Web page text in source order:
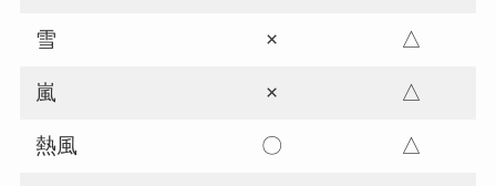
雪 × △
嵐 × △
熱風 〇 △